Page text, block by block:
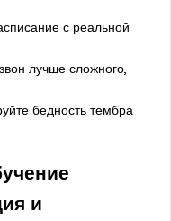
с реальной
лучше сложного,
бедность тембра
и